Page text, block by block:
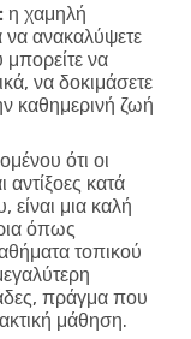
η χαμηλή
να ανακαλύψετε
μπορείτε να
να δοκιμάσετε
καθημερινή ζωή
ότι οι
αντίξοες κατά
είναι μια καλή
όπως
τοπικού
πράγμα που
μάθηση.